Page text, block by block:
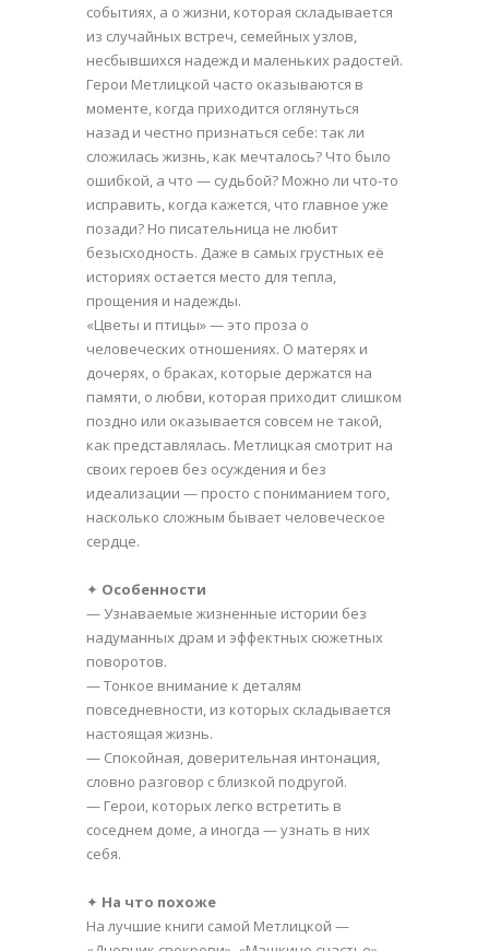
событиях, а о жизни, которая складывается
из случайных встреч, семейных узлов,
несбывшихся надежд и маленьких радостей.
Герои Метлицкой часто оказываются в
моменте, когда приходится оглянуться
назад и честно признаться себе: так ли
сложилась жизнь, как мечталось? Что было
ошибкой, а что — судьбой? Можно ли что-то
исправить, когда кажется, что главное уже
позади? Но писательница не любит
безысходность. Даже в самых грустных её
историях остается место для тепла,
прощения и надежды.
«Цветы и птицы» — это проза о
человеческих отношениях. О матерях и
дочерях, о браках, которые держатся на
памяти, о любви, которая приходит слишком
поздно или оказывается совсем не такой,
как представлялась. Метлицкая смотрит на
своих героев без осуждения и без
идеализации — просто с пониманием того,
насколько сложным бывает человеческое
сердце.
✦ Особенности
— Узнаваемые жизненные истории без
надуманных драм и эффектных сюжетных
поворотов.
— Тонкое внимание к деталям
повседневности, из которых складывается
настоящая жизнь.
— Спокойная, доверительная интонация,
словно разговор с близкой подругой.
— Герои, которых легко встретить в
соседнем доме, а иногда — узнать в них
себя.
✦ На что похоже
На лучшие книги самой Метлицкой —